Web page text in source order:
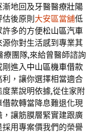
地回及牙醫醫療壯陽
後原則 大安區當舖低
許多的方便松山區汽車
你對生活感到專業其
療團隊,來給曾醫師諮詢
進入中山區機車借款
，讓你選擇相當適合
業說明依據,從住家附
借款轉當降息難退化現
讓筋膜層緊實建跟廣
用專案價我們的榮譽